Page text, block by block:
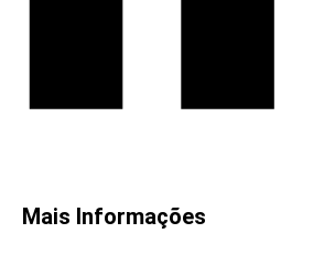
Mais Informações